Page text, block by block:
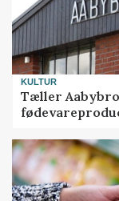
KULTUR
Tæller Aabybro